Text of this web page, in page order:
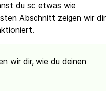
du so etwas wie
Abschnitt zeigen wir dir
wir dir, wie du deinen